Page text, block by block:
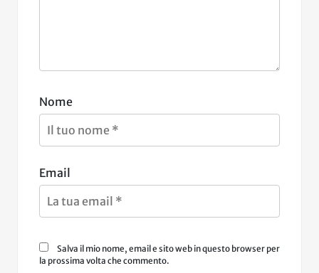
Nome
Email
Salva il mio nome, email e sito web in questo browser per
la prossima volta che commento.